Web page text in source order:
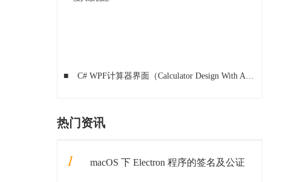
■ C# WPF计算器界面（Calculator Design With Animations）
热门资讯
1 macOS 下 Electron 程序的签名及公证